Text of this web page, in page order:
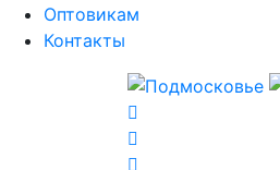
Оптовикам
Контакты